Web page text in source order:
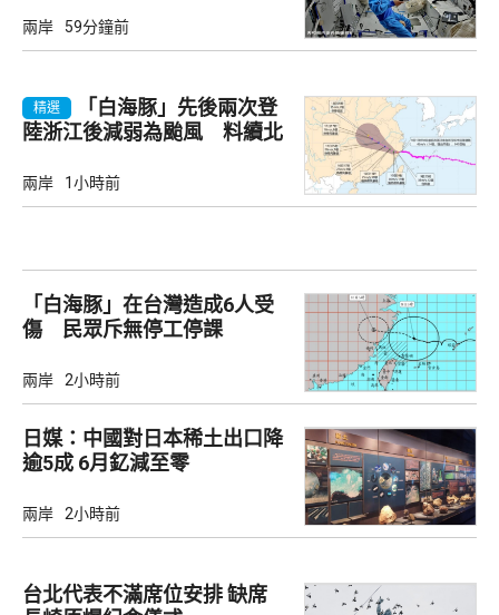
兩岸 59分鐘前
精選
「白海豚」先後兩次登
陸浙江後減弱為颱風 料續北
兩岸 1小時前
「白海豚」在台灣造成6人受
傷 民眾斥無停工停課
兩岸 2小時前
日媒：中國對日本稀土出口降
逾5成 6月釔減至零
兩岸 2小時前
台北代表不滿席位安排 缺席